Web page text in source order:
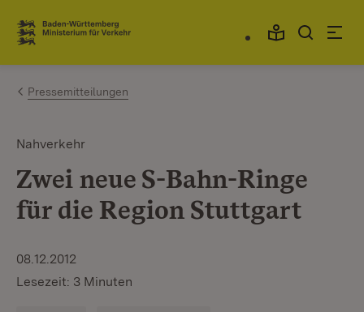
Zum Inhalt springen
Link zur Startseite
Pressemitteilungen
Nahverkehr
Zwei neue S-Bahn-Ringe
für die Region Stuttgart
08.12.2012
Lesezeit: 3 Minuten